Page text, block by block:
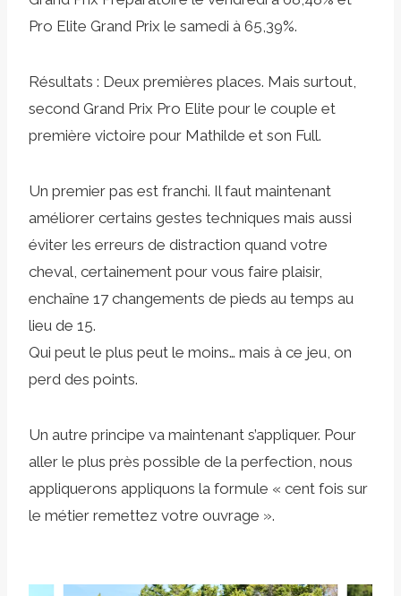
Pro Elite Grand Prix le samedi à 65,39%.
Résultats : Deux premières places. Mais surtout,
second Grand Prix Pro Elite pour le couple et
première victoire pour Mathilde et son Full.
Un premier pas est franchi. Il faut maintenant
améliorer certains gestes techniques mais aussi
éviter les erreurs de distraction quand votre
cheval, certainement pour vous faire plaisir,
enchaîne 17 changements de pieds au temps au
lieu de 15.
Qui peut le plus peut le moins… mais à ce jeu, on
perd des points.
Un autre principe va maintenant s’appliquer. Pour
aller le plus près possible de la perfection, nous
appliquerons appliquons la formule « cent fois sur
le métier remettez votre ouvrage ».